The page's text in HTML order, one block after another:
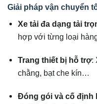
Giải pháp vận chuyển
Xe tải đa dạng tải
hợp với từng loại
Trang thiết bị hỗ trợ:
chằng, bạt che kín…
Đóng gói và cố định